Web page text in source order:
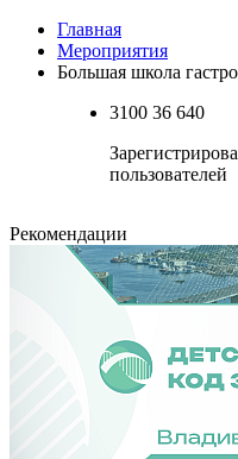
Главная
Мероприятия
Большая школа
3100 36 640
пользователей
Рекомендации